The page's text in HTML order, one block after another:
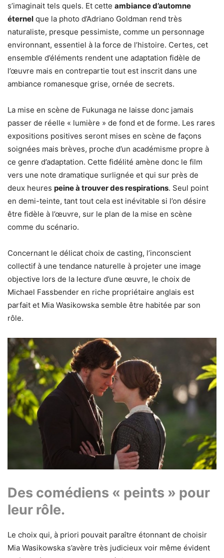
s’imaginait tels quels. Et cette ambiance d’automne
éternel que la photo d’Adriano Goldman rend très
naturaliste, presque pessimiste, comme un personnage
environnant, essentiel à la force de l’histoire. Certes, cet
ensemble d’éléments rendent une adaptation fidèle de
l’œuvre mais en contrepartie tout est inscrit dans une
ambiance romanesque grise, ornée de secrets.
La mise en scène de Fukunaga ne laisse donc jamais
passer de réelle « lumière » de fond et de forme. Les rares
expositions positives seront mises en scène de façons
soignées mais brèves, proche d’un académisme propre à
ce genre d’adaptation. Cette fidélité amène donc le film
vers une note dramatique surlignée et qui sur près de
deux heures peine à trouver des respirations. Seul point
en demi-teinte, tant tout cela est inévitable si l’on désire
être fidèle à l’œuvre, sur le plan de la mise en scène
comme du scénario.
Concernant le délicat choix de casting, l’inconscient
collectif à une tendance naturelle à projeter une image
objective lors de la lecture d’une œuvre, le choix de
Michael Fassbender en riche propriétaire anglais est
parfait et Mia Wasikowska semble être habitée par son
rôle.
Des comédiens « peints » pour
leur rôle.
Le choix qui, à priori pouvait paraître étonnant de choisir
Mia Wasikowska s’avère très judicieux voir même évident